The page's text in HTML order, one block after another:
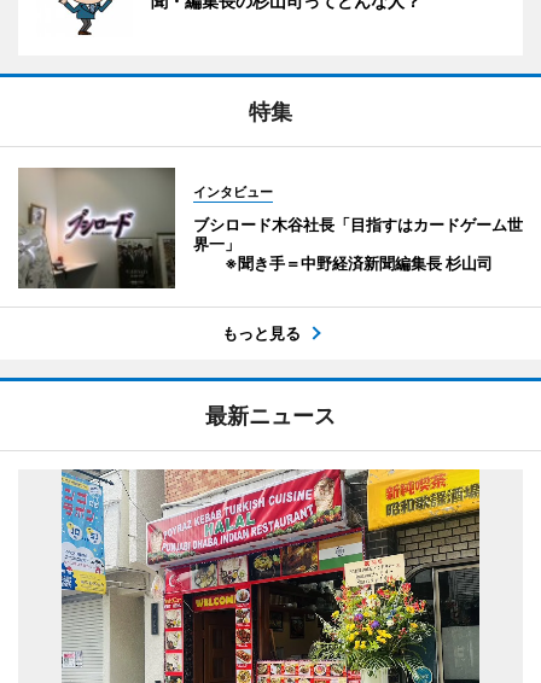
特集
インタビュー
ブシロード木谷社長「目指すはカードゲーム世
界一」
※聞き手＝中野経済新聞編集長 杉山司
もっと見る
最新ニュース